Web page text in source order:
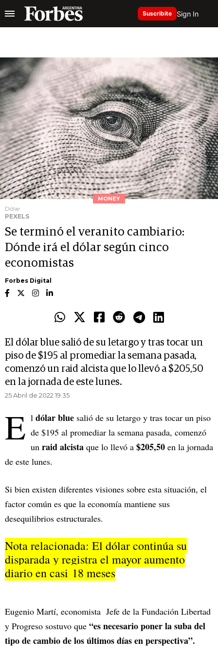
Suscribite Sign In
MONEY
Dólar
PEXELS
Se terminó el veranito cambiario:
Dónde irá el dólar según cinco
economistas
Forbes Digital
El dólar blue salió de su letargo y tras tocar un
piso de $195 al promediar la semana pasada,
comenzó un raid alcista que lo llevó a $205,50
en la jornada de este lunes.
25 Abril de 2022 19.35
E l dólar blue salió de su letargo y tras tocar un piso
de $195 al promediar la semana pasada, comenzó
un raid alcista que lo llevó a $205,50 en la jornada
de este lunes.
Si bien existen diferentes visiones sobre esta situación, el
factor común es que la economía mantiene sus
desequilibrios estructurales.
Nota relacionada: El dólar continúa su
disparada y registra el mayor aumento
diario en casi 18 meses
Eugenio Martí, economista Jefe de la Fundación Libertad
y Progreso sostuvo que “es necesario poner la suba del
tipo de cambio de los últimos días en perspectiva”.